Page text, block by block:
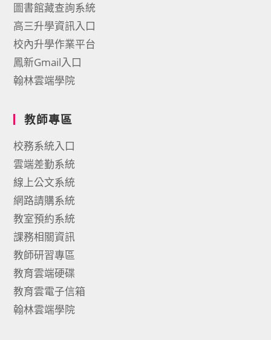
圖書館藏查詢系統
高三升學資訊入口
校內升學作業平台
鳳新Gmail入口
翰林雲端學院
教師專區
校務系統入口
雲端差勤系統
線上公文系統
網路請購系統
教室預約系統
課務相關資訊
教師研習專區
教育雲端硬碟
教育雲電子信箱
翰林雲端學院